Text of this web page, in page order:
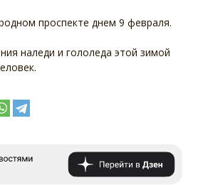
проспекте днем 9 февраля.
наледи и гололеда этой зимой